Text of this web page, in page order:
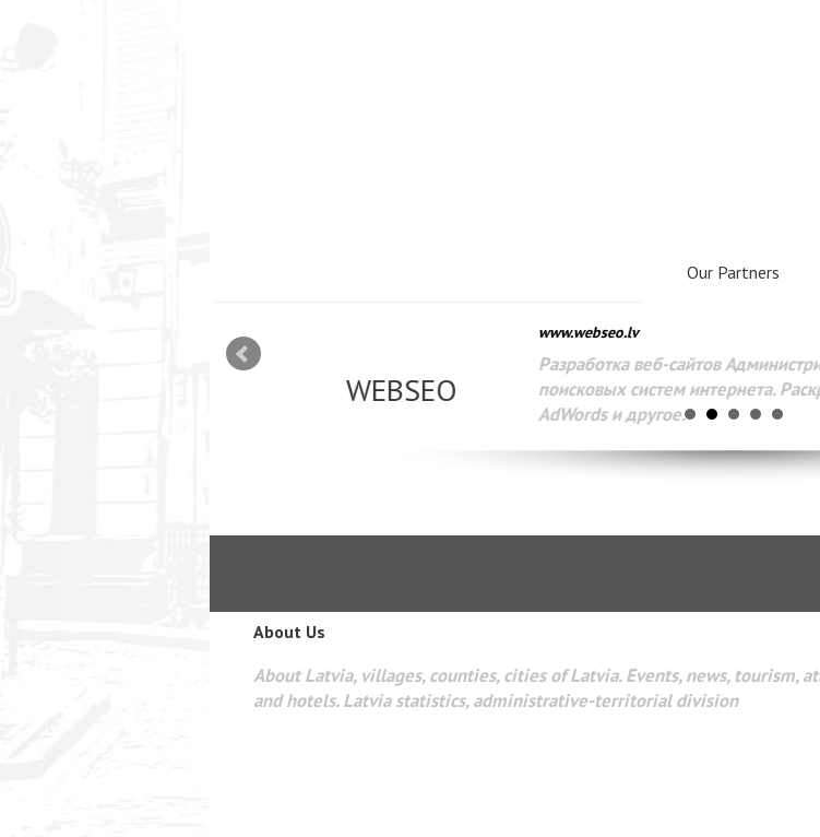
Our Partners
WEBSEO
www.webseo.lv
Разработка веб-сайтов
поисковых систем интернета.
AdWords и другое.
About Us
About Latvia, villages, counties, cities of Latvia. Events, news, tourism,
and hotels. Latvia statistics, administrative-territorial division